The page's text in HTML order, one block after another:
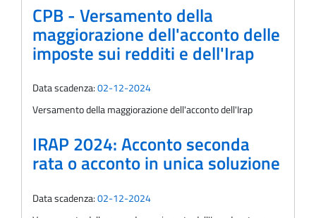
CPB - Versamento della
maggiorazione dell'acconto delle
imposte sui redditi e dell'Irap
Data scadenza:02-12-2024
Versamento della maggiorazione dell'acconto dell'Irap
IRAP 2024: Acconto seconda
rata o acconto in unica soluzione
Data scadenza:02-12-2024